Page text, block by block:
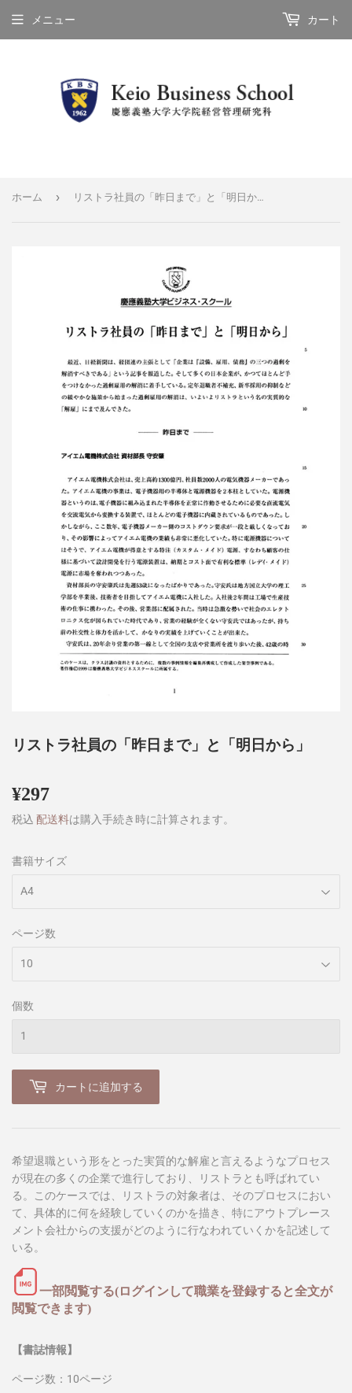
メニュー カート
ホーム › リストラ社員の「昨日まで」と「明日から」
リストラ社員の「昨日まで」と「明日から」
¥297
税込 配送料は購入手続き時に計算されます。
書籍サイズ
ページ数
個数
カートに追加する
希望退職という形をとった実質的な解雇と言えるようなプロセス
が現在の多くの企業で進行しており、リストラとも呼ばれてい
る。このケースでは、リストラの対象者は、そのプロセスにおい
て、具体的に何を経験していくのかを描き、特にアウトプレース
メント会社からの支援がどのように行なわれていくかを記述して
いる。
一部閲覧する(ログインして職業を登録すると全文が
閲覧できます)
【書誌情報】
ページ数：10ページ